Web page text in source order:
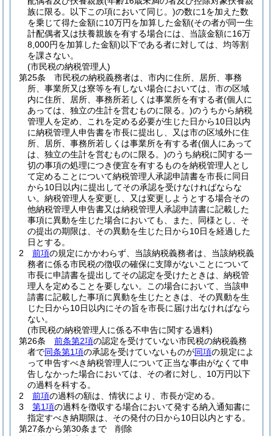
族に限る。以下この項において同じ。)の数に1を加えた数
を乗じて得た金額に10万円を加算した金額(その者が同一生
計配偶者又は扶養親族を有する場合には、当該金額に16万
8,000円を加算した金額)以下である者に対しては、均等割
を課さない。
(市民税の納税管理人)
第25条
市民税の納税義務者は、市内に住所、居所、事務
所、事業所又は寮等を有しない場合においては、市の区域
内に住所、居所、事務所若しくは事業所を有する者(個人に
あっては、独立の生計を営むものに限る。)のうちから納税
管理人を定め、これを定める必要が生じた日から10日以内
に納税管理人申告書を市長に提出し、又は市の区域外に住
所、居所、事務所若しくは事業所を有する者(個人にあって
は、独立の生計を営むものに限る。)のうち納税に関する一
切の事項の処理につき便宜を有するものを納税管理人とし
て定めることについて納税管理人承認申請書を市長に同日
から10日以内に提出してその承認を受けなければならな
い。 納税管理人を変更し、又は変更しようとする場合その
他納税管理人申告書又は納税管理人承認申請書に記載した
事項に異動を生じた場合においても、また、同様とし、そ
の提出の期限は、その異動を生じた日から10日を経過した
日とする。
2
前項の規定にかかわらず、当該納税義務者は、当該納税義
務者に係る市民税の徴収の確保に支障がないことについて
市長に申請書を提出してその認定を受けたときは、納税管
理人を定めることを要しない。
この場合において、当該申
請書に記載した事項に異動を生じたときは、その異動を生
じた日から10日以内にその旨を市長に届け出なければなら
ない。
(市民税の納税管理人に係る不申告に関する過料)
第26条
前条第2項の認定を受けていない市民税の納税義務
者で同条第1項の承認を受けていないものが同項の規定によ
って申告すべき納税管理人について正当な事由がなくて申
告しなかった場合においては、その者に対し、10万円以下
の過料を科する。
2
前項の過料の額は、情状により、市長が定める。
3
第1項の過料を徴収する場合において発する納入通知書に
指定すべき納期限は、その発付の日から10日以内とする。
第27条から第30条まで
削除